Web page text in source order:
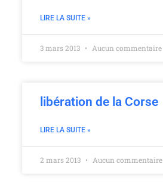
LIRE LA SUITE »
3 mars 2013 Aucun commentaire
libération de la Corse
LIRE LA SUITE »
2 mars 2013 Aucun commentaire